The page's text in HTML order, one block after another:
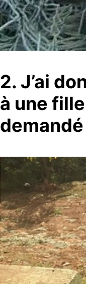
2. J’ai
à une